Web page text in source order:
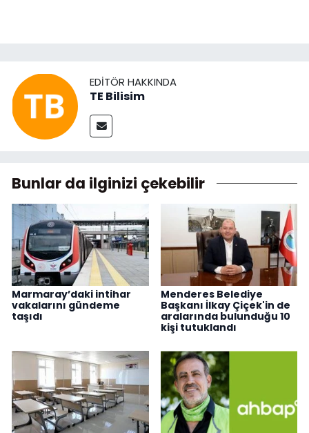
EDITÖR HAKKINDA
TE Bilisim
Bunlar da ilginizi çekebilir
Marmaray’daki intihar
vakalarını gündeme
taşıdı
Menderes Belediye
Başkanı İlkay Çiçek'in de
aralarında bulunduğu 10
kişi tutuklandı